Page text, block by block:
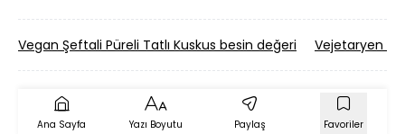
Vegan Şeftali Püreli Tatlı Kuskus besin değeri Vejetaryen
Ana Sayfa Yazı Boyutu Paylaş Favoriler